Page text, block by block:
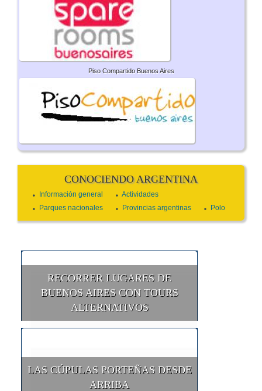
Piso Compartido Buenos Aires
CONOCIENDO ARGENTINA
Información general
Actividades
Parques nacionales
Provincias argentinas Polo
RECORRER LUGARES DE
BUENOS AIRES CON TOURS
ALTERNATIVOS
LAS CÚPULAS PORTEÑAS DESDE
ARRIBA